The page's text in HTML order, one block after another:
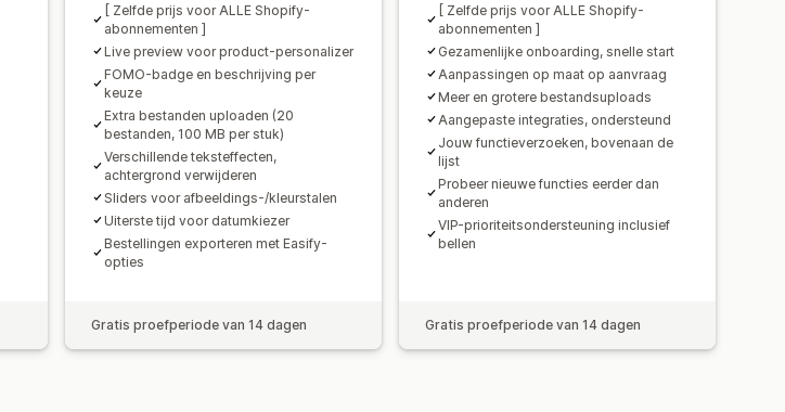
[ Zelfde prijs voor ALLE Shopify-
abonnementen ]
Live preview voor product-personalizer
FOMO-badge en beschrijving per
keuze
Extra bestanden uploaden (20
bestanden, 100 MB per stuk)
Verschillende teksteffecten,
achtergrond verwijderen
Sliders voor afbeeldings-/kleurstalen
Uiterste tijd voor datumkiezer
Bestellingen exporteren met Easify-
opties
Gratis proefperiode van 14 dagen
[ Zelfde prijs voor ALLE Shopify-
abonnementen ]
Gezamenlijke onboarding, snelle start
Aanpassingen op maat op aanvraag
Meer en grotere bestandsuploads
Aangepaste integraties, ondersteund
Jouw functieverzoeken, bovenaan de
lijst
Probeer nieuwe functies eerder dan
anderen
VIP-prioriteitsondersteuning inclusief
bellen
Gratis proefperiode van 14 dagen